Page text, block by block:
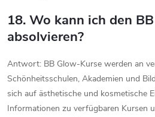
18. Wo kann ich den
absolvieren?
Antwort: BB Glow-Kurse werden an
Schönheitsschulen, Akademien und
sich auf ästhetische und kosmetische
Informationen zu verfügbaren Kursen